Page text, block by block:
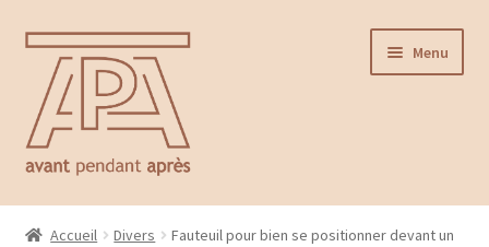
Aller
navigation
Aller
contenu
Menu
Accueil
Accueil Divers
Fauteuil pour bien se positionner devant un